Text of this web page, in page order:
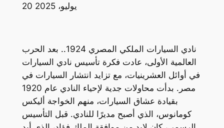
20 يوليو، 2025
نادي السيارات الملكي المصري 1924.. بعد الحرب
العالمية الأولى، عادت فكرة تأسيس نادي السيارات
في أوائل العشرينيات، مع تزايد انتشار السيارات في
مصر. بدأت محاولات جدية لإحياء النادي عام 1920
بقيادة عشاق السيارات، منهم الخواجة أليكس
كومانوس، الذي أصبح مديرًا للنادي. قبل التأسيس